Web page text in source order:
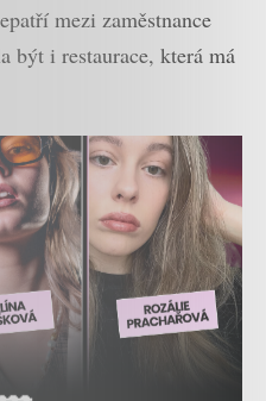
mezi zaměstnance
být i restaurace, která má